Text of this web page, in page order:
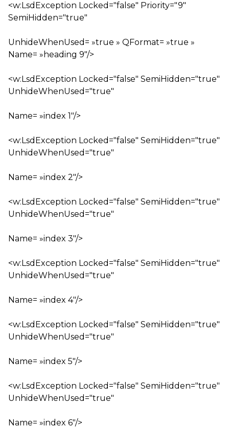
<w:LsdException Locked="false" Priority="9"
SemiHidden="true"
UnhideWhenUsed= »true » QFormat= »true »
Name= »heading 9″/>
<w:LsdException Locked="false" SemiHidden="true"
UnhideWhenUsed="true"
Name= »index 1″/>
<w:LsdException Locked="false" SemiHidden="true"
UnhideWhenUsed="true"
Name= »index 2″/>
<w:LsdException Locked="false" SemiHidden="true"
UnhideWhenUsed="true"
Name= »index 3″/>
<w:LsdException Locked="false" SemiHidden="true"
UnhideWhenUsed="true"
Name= »index 4″/>
<w:LsdException Locked="false" SemiHidden="true"
UnhideWhenUsed="true"
Name= »index 5″/>
<w:LsdException Locked="false" SemiHidden="true"
UnhideWhenUsed="true"
Name= »index 6″/>